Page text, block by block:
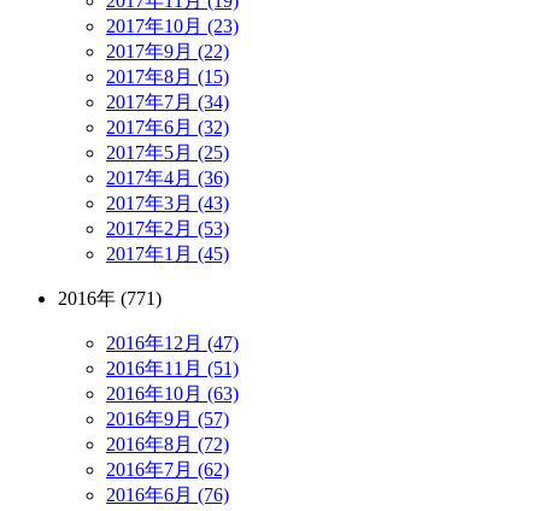
2017年10月 (23)
2017年9月 (22)
2017年8月 (15)
2017年7月 (34)
2017年6月 (32)
2017年5月 (25)
2017年4月 (36)
2017年3月 (43)
2017年2月 (53)
2017年1月 (45)
2016年 (771)
2016年12月 (47)
2016年11月 (51)
2016年10月 (63)
2016年9月 (57)
2016年8月 (72)
2016年7月 (62)
2016年6月 (76)